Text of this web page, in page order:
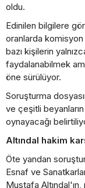
oldu.
Edinilen bilgilere
oranlarda komisyon
bazı kişilerin
faydalanabilmek
öne sürülüyor.
Soruşturma
ve çeşitli beyanların
oynayacağı
Altındal hakim
Öte yandan
Esnaf ve
Mustafa Altındal'ın,